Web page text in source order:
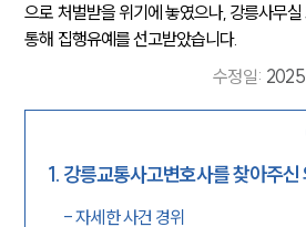
으로 처벌받을 위기에 놓였으나, 강릉사무
통해 집행유예를 선고받았습니다.
수정일:
1. 강릉교통사고변호사를 찾아주신
-자세한 사건 경위